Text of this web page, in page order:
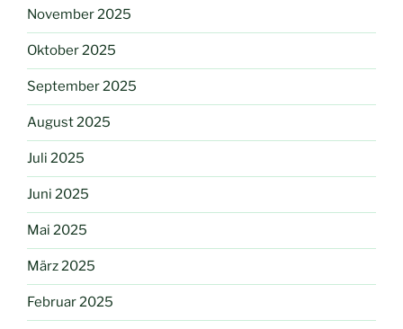
November 2025
Oktober 2025
September 2025
August 2025
Juli 2025
Juni 2025
Mai 2025
März 2025
Februar 2025